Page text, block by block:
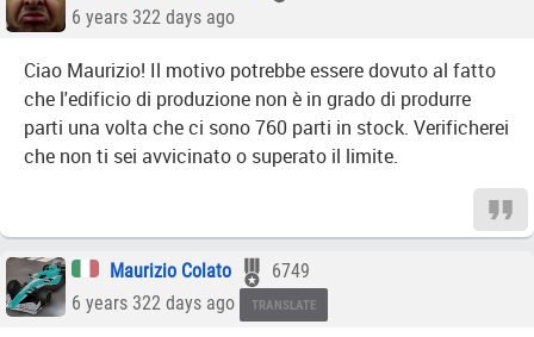
6 years 322 days ago
Ciao Maurizio! Il motivo potrebbe essere dovuto al fatto
che l'edificio di produzione non è in grado di produrre
parti una volta che ci sono 760 parti in stock. Verificherei
che non ti sei avvicinato o superato il limite.
Maurizio Colato
6749
6 years 322 days ago
TRANSLATE